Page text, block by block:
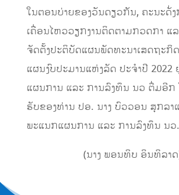
ໃນຕອນບ່າຍຂອງວັນດຽວກັນ, ຄະນະດັ່ງ
ເຄື່ອນໄຫວວຽກງານຕິດຕາມກວດກາ ແ
ຈັດຕັ້ງປະຕິບັດແຜນພັດທະນາເສດຖະກິ
ແຜນງົບປະມານແຫ່ງລັດ ປະຈຳປີ
ແຜນການ ແລະ ການລົງທຶນ ນວ ຕື່ມອີກ
ຮັບຂອງທ່ານ ປອ. ນາງ ບົວວອນ ສຸກລາ
ພະແນກແຜນການ ແລະ ການລົງທຶນ ນວ.
(ນາງ ພອນທິບ ອິນທິລາ